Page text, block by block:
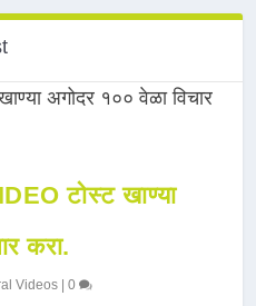
टोस्ट खाण्या
करा.
Videos |0